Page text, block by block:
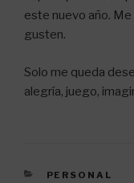
este nuevo año.
gusten.
Solo me queda
alegría, juego,
CATEGORÍAS
PERSONAL